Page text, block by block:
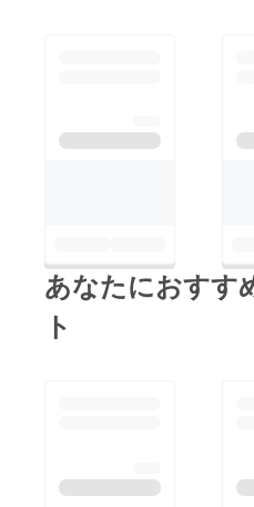
えました。
あなたにおすす
ト